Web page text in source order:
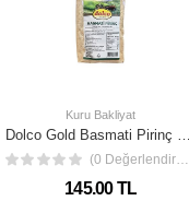
Kuru Bakliyat
Dolco Gold Basmati Pirinç 1 kg
(0 Değerlendirme)
145.00 TL